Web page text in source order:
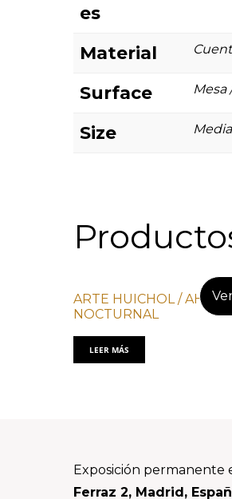
es
Material
Surface Mesa
Size
ARTE HUICHOL / AHC
NOCTURNAL
LEER MÁS
Footer
Exposición permanente
Ferraz 2, Madrid,